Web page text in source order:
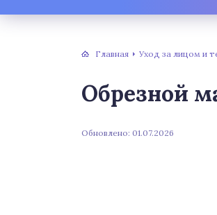
Главная Уход за лицом и
Обрезной
Обновлено: 01.07.2026